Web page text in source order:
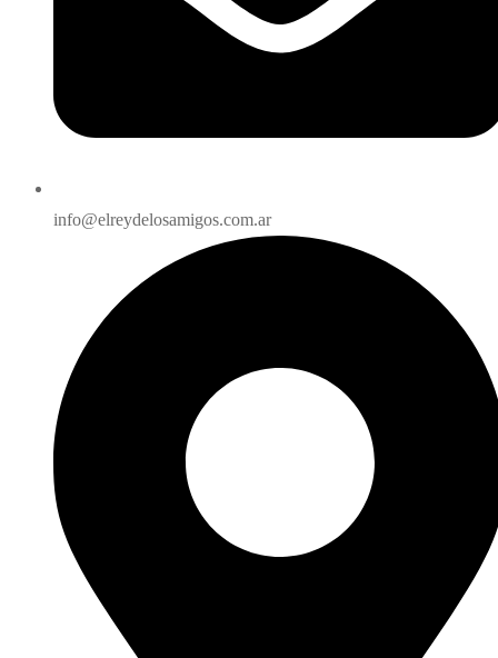
info@elreydelosamigos.com.ar